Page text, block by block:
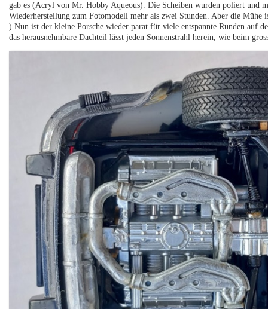
gab es (Acryl von Mr. Hobby Aqueous). Die Scheiben wurden poliert und
Wiederherstellung zum Fotomodell mehr als zwei Stunden. Aber die
) Nun ist der kleine Porsche wieder parat für viele entspannte Runden auf
das herausnehmbare Dachteil lässt jeden Sonnenstrahl herein, wie beim